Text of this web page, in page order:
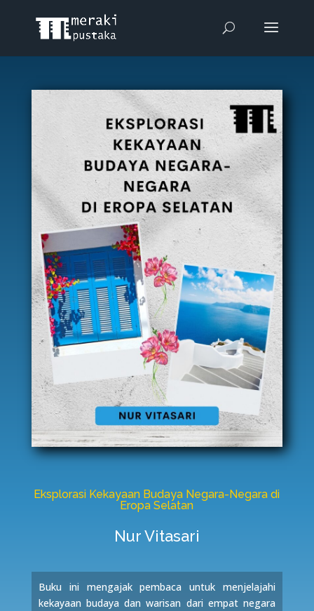
Eksplorasi Kekayaan Budaya Negara-Negara di
Eropa Selatan
Nur Vitasari
Buku ini mengajak pembaca untuk menjelajahi
kekayaan budaya dan warisan dari empat negara